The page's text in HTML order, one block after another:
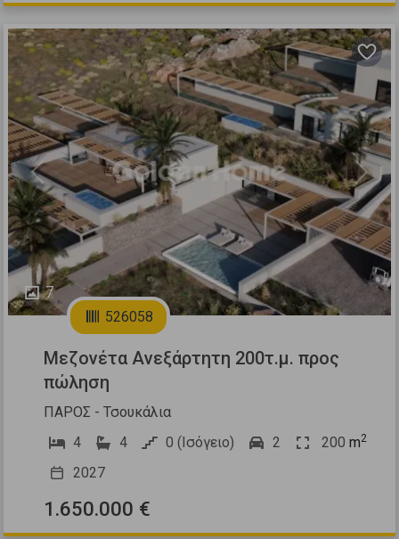
7
Previous Next
526058
Μεζονέτα Ανεξάρτητη 200τ.μ. προς
πώληση
ΠΑΡΟΣ - Τσουκάλια
4
4 0 (Ισόγειο) 2 200 m2
2027
1.650.000 €